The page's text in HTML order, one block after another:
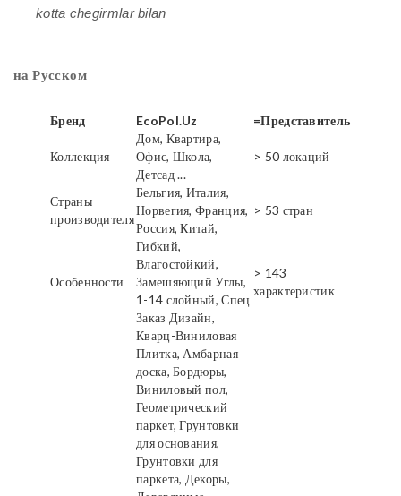
kotta chegirmlar bilan
на Русском
Бренд EcoPol.Uz =Представитель
Коллекция
Дом, Квартира,
Офис, Школа,
Детсад ...
> 50 локаций
Страны
производителя
Бельгия, Италия,
Норвегия, Франция,
Россия, Китай,
> 53 стран
Особенности
Гибкий,
Влагостойкий,
Замешяющий Углы,
1-14 слойный, Спец
Заказ Дизайн,
> 143
характеристик
Кварц-Виниловая
Плитка, Амбарная
доска, Бордюры,
Виниловый пол,
Геометрический
паркет, Грунтовки
для основания,
Грунтовки для
паркета, Декоры,